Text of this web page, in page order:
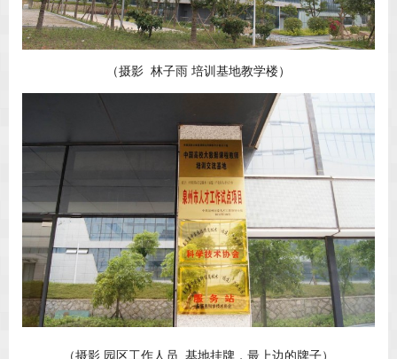
（摄影 林子雨 培训基地教学楼）
（摄影 园区工作人员 基地挂牌，最上边的牌子）